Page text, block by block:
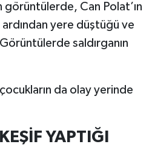
görüntülerde, Can Polat’ın
ardından yere düştüğü ve
saldırganın
da olay yerinde
YAPTIĞI